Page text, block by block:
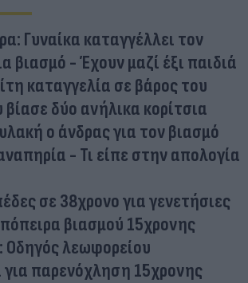
Γυναίκα καταγγέλλει τον
βιασμό - Έχουν μαζί έξι παιδιά
καταγγελία σε βάρος του
δύο ανήλικα κορίτσια
ο άνδρας για τον βιασμό
- Τι είπε στην απολογία
σε 38χρονο για γενετήσιες
βιασμού 15χρονης
Οδηγός λεωφορείου
για παρενόχληση 15χρονης